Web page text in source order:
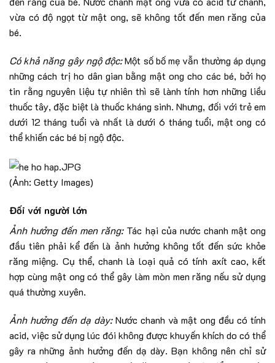
vừa có độ ngọt từ mật ong, sẽ không tốt đến men răng của
bé.
Có khả năng gây ngộ độc:Một số bố mẹ vẫn thường áp dụng
những cách trị ho dân gian bằng mật ong cho các bé, bởi họ
tin rằng nguyên liệu tự nhiên thì sẽ lành tính hơn những liều
thuốc tây, đặc biệt là thuốc kháng sinh. Nhưng, đối với trẻ em
dưới 12 tháng tuổi và nhất là dưới 6 tháng tuổi, mật ong có
thể khiến các bé bị ngộ độc.
(Ảnh: Getty Images)
Đối với người lớn
Ảnh hưởng đến men răng:Tác hại của nước chanh mật ong
đầu tiên phải kể đến là ảnh hưởng không tốt đến sức khỏe
răng miệng. Cụ thể, chanh là loại quả có tính axít cao, kết
hợp cùng mật ong có thể gây làm mòn men răng nếu sử dụng
quá thường xuyên.
Ảnh hưởng đến dạ dày:Nước chanh và mật ong đều có tính
acid, việc sử dụng lúc đói không được khuyến khích do có thể
gây ra những ảnh hưởng đến dạ dày. Bạn không nên chỉ sử